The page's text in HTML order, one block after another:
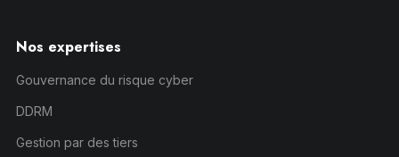
Nos expertises
Gouvernance du risque cyber
DDRM
Gestion par des tiers